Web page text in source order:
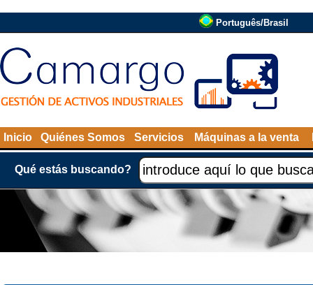
Português/Brasil
Inicio Quiénes Somos Servicios Máquinas a la venta
Qué estás buscando?